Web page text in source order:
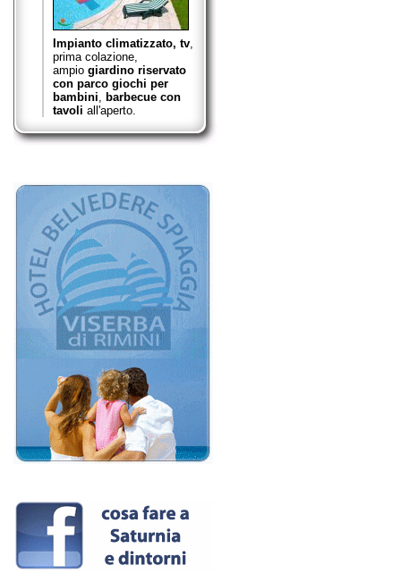
Impianto climatizzato, tv,
prima colazione,
ampio giardino riservato
con parco giochi per
bambini, barbecue con
tavoli all'aperto.